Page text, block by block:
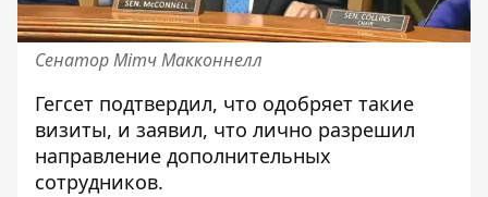
Сенатор Мітч Макконнелл
Гегсет подтвердил, что одобряет такие
визиты, и заявил, что лично разрешил
направление дополнительных
сотрудников.